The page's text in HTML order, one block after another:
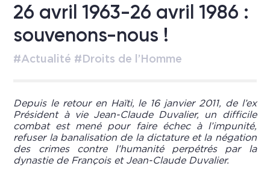
26 avril 1963-26 avril 1986 :
souvenons-nous !
#Actualité #Droits de l’Homme
Depuis le retour en Haïti, le 16 janvier 2011, de l’ex
Président à vie Jean-Claude Duvalier, un difficile
combat est mené pour faire échec à l’impunité,
refuser la banalisation de la dictature et la négation
des crimes contre l’humanité perpétrés par la
dynastie de François et Jean-Claude Duvalier.